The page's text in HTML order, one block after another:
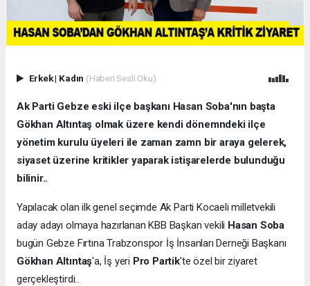
Erkek| Kadın (Haberi Sesli Oku)
Ak Parti Gebze eski ilçe başkanı Hasan Soba'nın başta
Gökhan Altıntaş olmak üzere kendi dönemndeki ilçe
yönetim kurulu üyeleri ile zaman zamn bir araya gelerek,
siyaset üzerine kritikler yaparak istişarelerde bulunduğu
bilinir..
Yapılacak olan ilk genel seçimde Ak Parti Kocaeli milletvekili
aday adayı olmaya hazırlanan KBB Başkan vekili Hasan Soba
bugün Gebze Fırtına Trabzonspor İş İnsanları Derneği Başkanı
Gökhan Altıntaş'a, İş yeri Pro Partik'te özel bir ziyaret
gerçekleştirdi..